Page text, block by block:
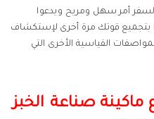
أمر سهل ومريح ويدعوا
بتجميع قوتك مرة أخرى لإستكشاف
القياسية الأخرى التي
صناعة الخبز